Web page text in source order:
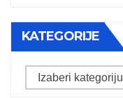
KATEGORIJE
Kategorije